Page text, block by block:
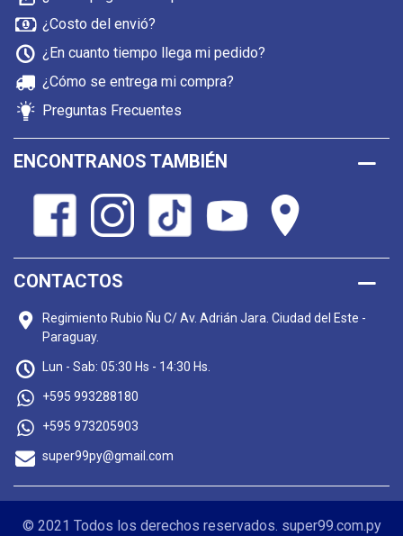
¿Costo del envió?
¿En cuanto tiempo llega mi pedido?
¿Cómo se entrega mi compra?
Preguntas Frecuentes
ENCONTRANOS TAMBIÉN
CONTACTOS
Regimiento Rubio Ñu C/ Av. Adrián Jara. Ciudad del Este -
Paraguay.
Lun - Sab: 05:30 Hs - 14:30 Hs.
+595 993288180
+595 973205903
super99py@gmail.com
© 2021 Todos los derechos reservados. super99.com.py